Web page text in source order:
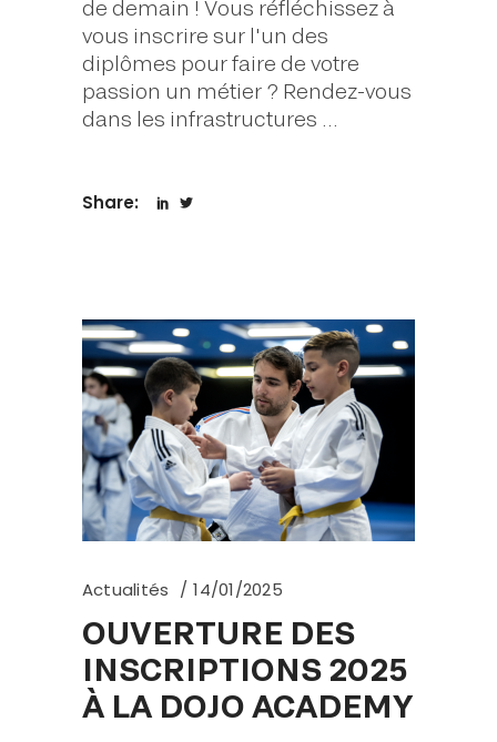
de demain ! Vous réfléchissez à
vous inscrire sur l'un des
diplômes pour faire de votre
passion un métier ? Rendez-vous
dans les infrastructures
Share:
Actualités 14/01/2025
OUVERTURE DES
INSCRIPTIONS 2025
À LA DOJO ACADEMY